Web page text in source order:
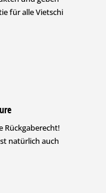
für alle Vietschi
Rückgaberecht!
natürlich auch